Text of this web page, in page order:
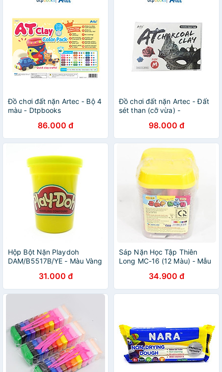
Đồ chơi đất nặn Artec - Bộ 4
màu - Dtpbooks
86.000 đ
Đồ chơi đất nặn Artec - Đất
sét than (cỡ vừa) -
98.000 đ
Hộp Bột Nặn Playdoh
DAM/B5517B/YE - Màu Vàng
31.000 đ
Sáp Nặn Học Tập Thiên
Long MC-16 (12 Màu) - Mẫu
34.900 đ